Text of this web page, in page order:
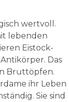
wertvoll.
lebenden
Eistock-
Das
Bruttöpfen.
ihr Leben
Sie sind